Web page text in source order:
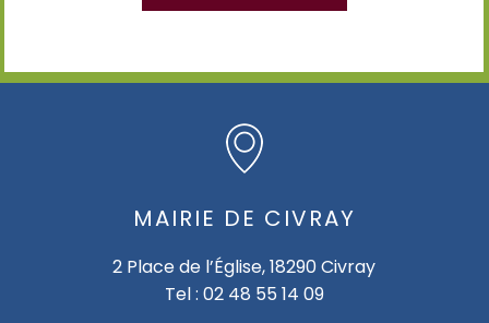
MAIRIE DE CIVRAY
2 Place de l’Église, 18290 Civray
Tel : 02 48 55 14 09